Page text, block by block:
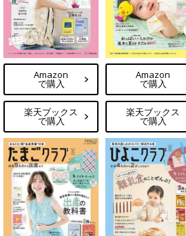
Amazon
で購入
楽天ブックス
で購入
Amazon
で購入
楽天ブックス
で購入